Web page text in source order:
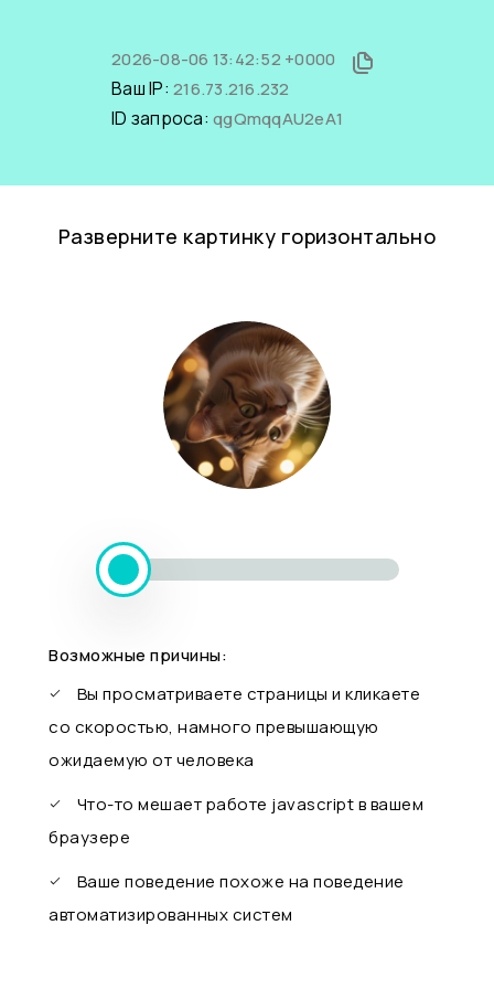
2026-08-06 13:42:52 +0000
Ваш IP: 216.73.216.232
ID запроса: qgQmqqAU2eA1
Разверните картинку горизонтально
Возможные причины:
Вы просматриваете страницы и кликаете
со скоростью, намного превышающую
ожидаемую от человека
Что-то мешает работе javascript в вашем
браузере
Ваше поведение похоже на поведение
автоматизированных систем